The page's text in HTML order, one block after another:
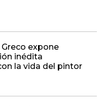
expone
inédita
la vida del pintor